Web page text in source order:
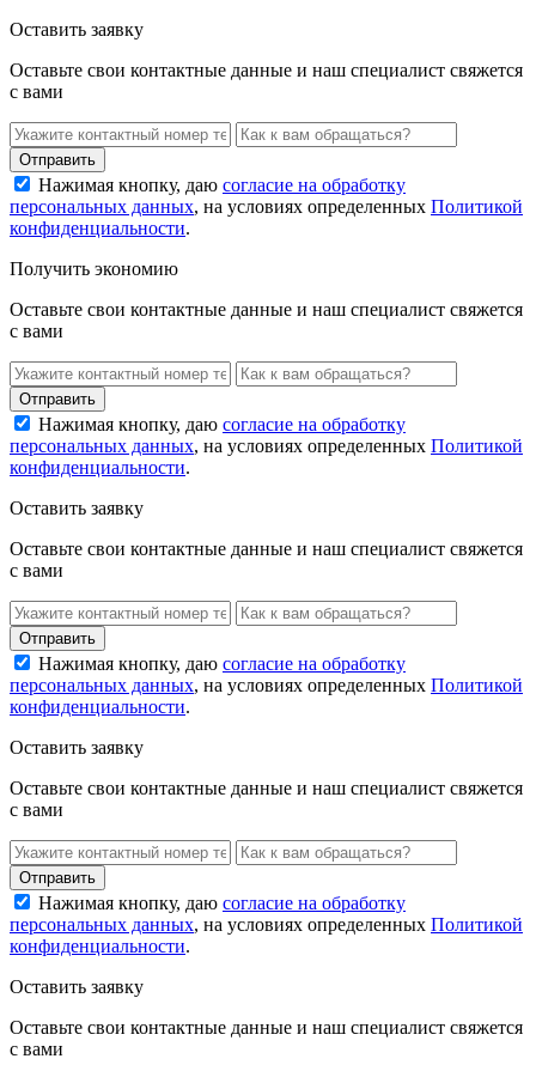
Оставить заявку
Оставьте свои контактные данные и наш специалист свяжется
с вами
Нажимая кнопку, даю согласие на обработку
персональных данных, на условиях определенных Политикой
конфиденциальности.
Получить экономию
Оставьте свои контактные данные и наш специалист свяжется
с вами
Нажимая кнопку, даю согласие на обработку
персональных данных, на условиях определенных Политикой
конфиденциальности.
Оставить заявку
Оставьте свои контактные данные и наш специалист свяжется
с вами
Нажимая кнопку, даю согласие на обработку
персональных данных, на условиях определенных Политикой
конфиденциальности.
Оставить заявку
Оставьте свои контактные данные и наш специалист свяжется
с вами
Нажимая кнопку, даю согласие на обработку
персональных данных, на условиях определенных Политикой
конфиденциальности.
Оставить заявку
Оставьте свои контактные данные и наш специалист свяжется
с вами